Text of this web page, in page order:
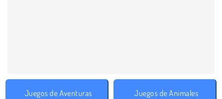
Juegos de Aventuras Juegos de Animales